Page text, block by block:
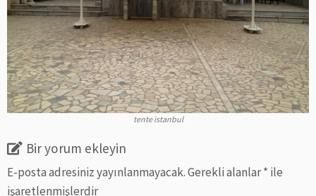
tente istanbul
Bir yorum ekleyin
E-posta adresiniz yayınlanmayacak.Gerekli alanlar* ile
işaretlenmişlerdir